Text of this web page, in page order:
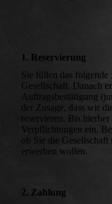
1. Reservierung
Sie füllen das folgende
Gesellschaft. Danach
Auftragsbestätigung
der Zusage, dass wir
reservieren. Bis
Verpflichtungen ein.
ob Sie die
erwerben wollen.
2. Zahlung